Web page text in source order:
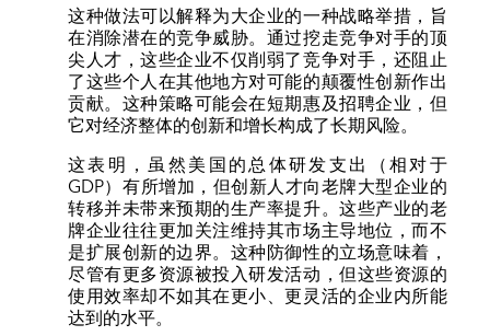
这种做法可以解释为大企业的一种战略举措，旨
在消除潜在的竞争威胁。通过挖走竞争对手的顶
尖人才，这些企业不仅削弱了竞争对手，还阻止
了这些个人在其他地方对可能的颠覆性创新作出
贡献。这种策略可能会在短期惠及招聘企业，但
它对经济整体的创新和增长构成了长期风险。
这表明，虽然美国的总体研发支出（相对于
GDP）有所增加，但创新人才向老牌大型企业的
转移并未带来预期的生产率提升。这些产业的老
牌企业往往更加关注维持其市场主导地位，而不
是扩展创新的边界。这种防御性的立场意味着，
尽管有更多资源被投入研发活动，但这些资源的
使用效率却不如其在更小、更灵活的企业内所能
达到的水平。